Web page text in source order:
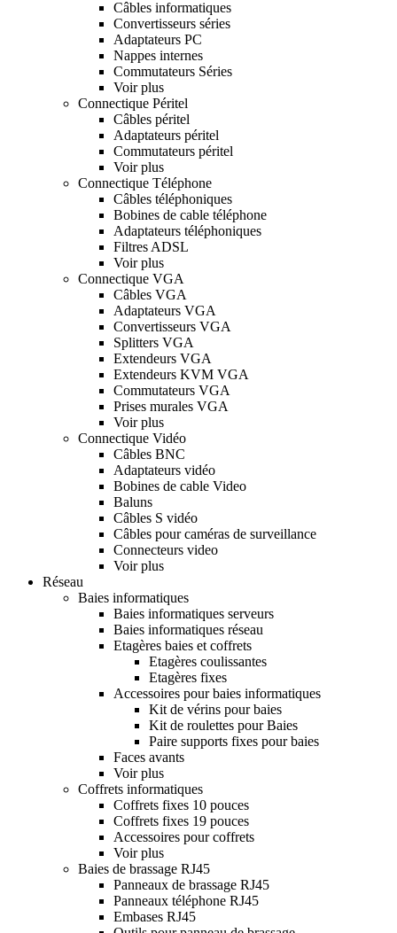
Câbles informatiques
Convertisseurs séries
Adaptateurs PC
Nappes internes
Commutateurs Séries
Voir plus
Connectique Péritel
Câbles péritel
Adaptateurs péritel
Commutateurs péritel
Voir plus
Connectique Téléphone
Câbles téléphoniques
Bobines de cable téléphone
Adaptateurs téléphoniques
Filtres ADSL
Voir plus
Connectique VGA
Câbles VGA
Adaptateurs VGA
Convertisseurs VGA
Splitters VGA
Extendeurs VGA
Extendeurs KVM VGA
Commutateurs VGA
Prises murales VGA
Voir plus
Connectique Vidéo
Câbles BNC
Adaptateurs vidéo
Bobines de cable Video
Baluns
Câbles S vidéo
Câbles pour caméras de surveillance
Connecteurs video
Voir plus
Réseau
Baies informatiques
Baies informatiques serveurs
Baies informatiques réseau
Etagères baies et coffrets
Etagères coulissantes
Etagères fixes
Accessoires pour baies informatiques
Kit de vérins pour baies
Kit de roulettes pour Baies
Paire supports fixes pour baies
Faces avants
Voir plus
Coffrets informatiques
Coffrets fixes 10 pouces
Coffrets fixes 19 pouces
Accessoires pour coffrets
Voir plus
Baies de brassage RJ45
Panneaux de brassage RJ45
Panneaux téléphone RJ45
Embases RJ45